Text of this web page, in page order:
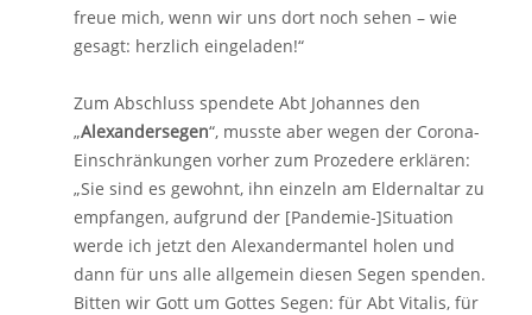
freue mich, wenn wir uns dort noch sehen – wie
gesagt: herzlich eingeladen!“
Zum Abschluss spendete Abt Johannes den
„Alexandersegen“, musste aber wegen der Corona-
Einschränkungen vorher zum Prozedere erklären:
„Sie sind es gewohnt, ihn einzeln am Eldernaltar zu
empfangen, aufgrund der [Pandemie-]Situation
werde ich jetzt den Alexandermantel holen und
dann für uns alle allgemein diesen Segen spenden.
Bitten wir Gott um Gottes Segen: für Abt Vitalis, für